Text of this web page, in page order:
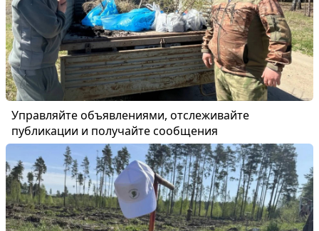
Личный кабинет
Управляйте объявлениями, отслеживайте
публикации и получайте сообщения
Войти или зарегистрироваться